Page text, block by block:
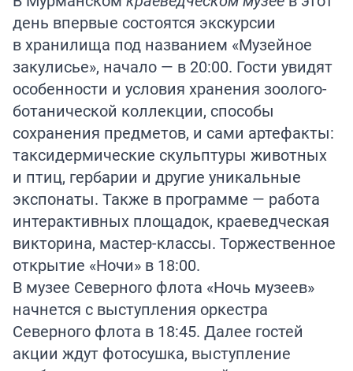
день впервые состоятся экскурсии
в хранилища под названием «Музейное
закулисье», начало — в 20:00. Гости увидят
особенности и условия хранения зоолого-
ботанической коллекции, способы
сохранения предметов, и сами артефакты:
таксидермические скульптуры животных
и птиц, гербарии и другие уникальные
экспонаты. Также в программе — работа
интерактивных площадок, краеведческая
викторина, мастер-классы. Торжественное
открытие «Ночи» в 18:00.
В музее Северного флота «Ночь музеев»
начнется с выступления оркестра
Северного флота в 18:45. Далее гостей
акции ждут фотосушка, выступление